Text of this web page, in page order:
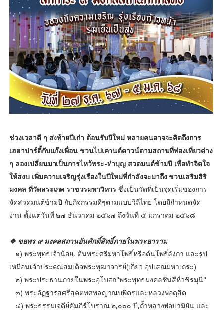
ช่วงเวลาดี ๆ ส่งท้ายปีเก่า ต้อนรับปีใหม่ หลายคนอาจจะคิดถึงการ
เฮฮาปาร์ตี้กับแก๊งเพื่อน ชวนไปเคานต์ดาวน์ตามสถานที่ท่องเที่ยวต่าง
ๆ ลองเปลี่ยนมาเป็นการไหว้พระ-ทำบุญ สวดมนต์ข้ามปี เพื่อทำจิตใจ
ให้สงบ เพิ่มความเจริญรุ่งเรืองในปีใหม่ที่กำลังจะมาถึง ชวนเสริมสิริ
มงคล ที่วัดสระเกศ ราชวรมหาวิหาร ซึ่งเป็นวัดที่เป็นจุดเริ่มของการ
จัดสวดมนต์ข้ามปี กับกิจกรรมดีๆตามแบบวิถีไทย โดยมีกำหนดจัด
งาน ตั้งแต่วันที่ ๒๗ ธันวาคม ๒๕๖๗ ถึงวันที่ ๕ มกราคม ๒๕๖๘
❖ ขอพร ๙ มงคลสถานอันศักดิ์สิทธิ์ภายในพระอาราม
๑) พระพุทธเจ้าน้อย, ต้นพระศรีมหาโพธิ์หรือต้นโพธิ์ลังกา และรูป
เหมือนเจ้าประคุณสมเด็จพระพุฒาจารย์(เกี่ยว อุปเสณมหาเถระ)
๒) พระประธานภายในพระอุโบสถ"พระพุทธมงคลชินสีห์วชิรมุนี"
๓) พระอัฏฐารสศรีสุคตทศพลญาณบพิตรและหลวงพ่อดุสิต
๔) พระธรรมเจดีย์คัมภีร์โบราณ ๒,๐๐๐ ปี,ถ้ำหลวงพ่อบามิยัน และ